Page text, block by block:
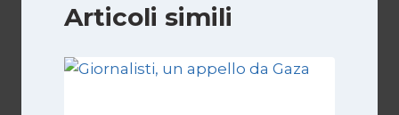
Articoli simili